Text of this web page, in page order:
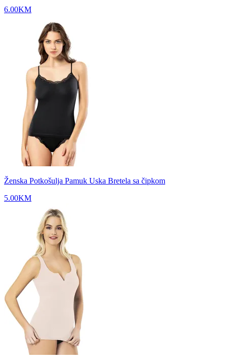
6.00KM
Ženska Potkošulja Pamuk Uska Bretela sa čipkom
5.00KM